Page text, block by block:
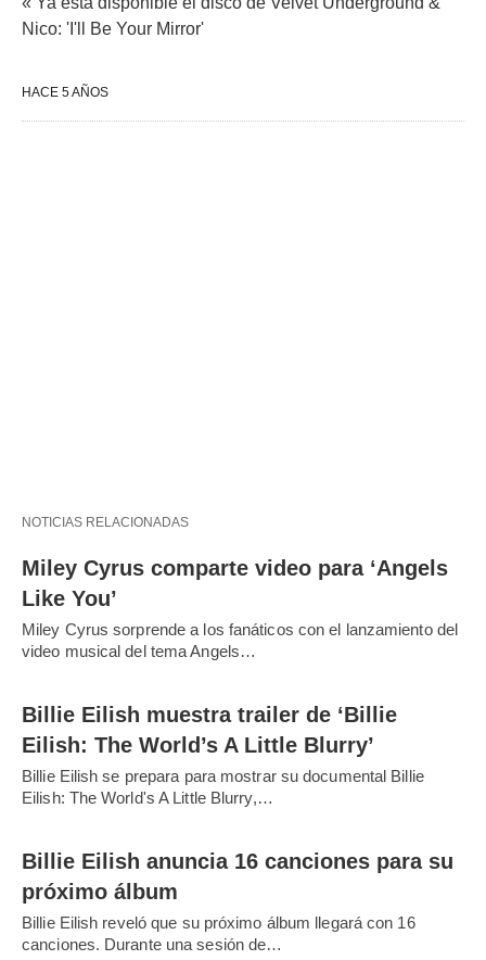
Nico: 'I'll Be Your Mirror'
HACE 5 AÑOS
NOTICIAS RELACIONADAS
Miley Cyrus comparte video para ‘Angels
Like You’
Miley Cyrus sorprende a los fanáticos con el lanzamiento del
video musical del tema Angels…
Billie Eilish muestra trailer de ‘Billie
Eilish: The World’s A Little Blurry’
Billie Eilish se prepara para mostrar su documental Billie
Eilish: The World's A Little Blurry,…
Billie Eilish anuncia 16 canciones para su
próximo álbum
Billie Eilish reveló que su próximo álbum llegará con 16
canciones. Durante una sesión de…